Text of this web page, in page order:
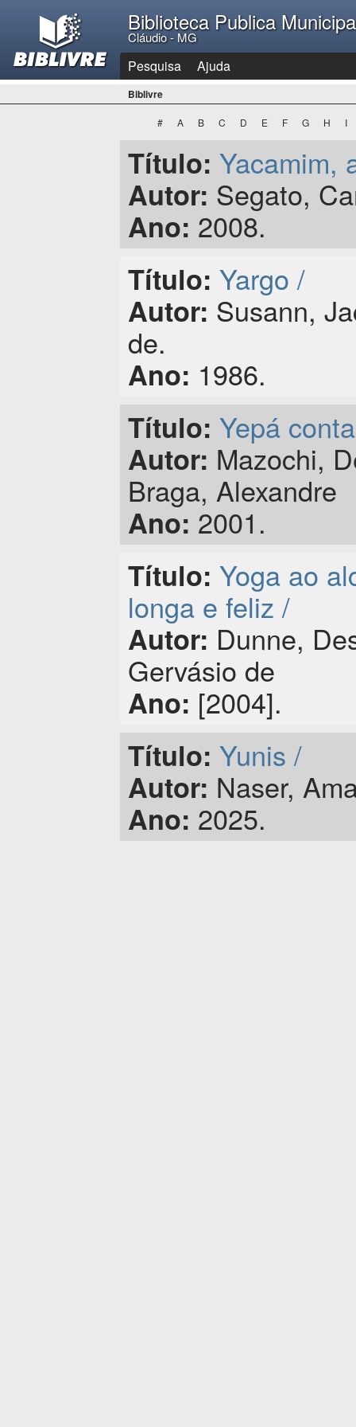
Biblioteca Publica
Cláudio - MG
Pesquisa Ajuda
Biblivre
# A B C D E F G H I
Título: Yacamim,
Autor: Segato,
Ano: 2008.
Título: Yargo /
Autor: Susann,
de.
Ano: 1986.
Título: Yepá
Autor: Mazochi,
Braga, Alexandre
Ano: 2001.
Título: Yoga ao
longa e feliz /
Autor: Dunne,
Gervásio de
Ano: [2004].
Título: Yunis /
Autor: Naser,
Ano: 2025.